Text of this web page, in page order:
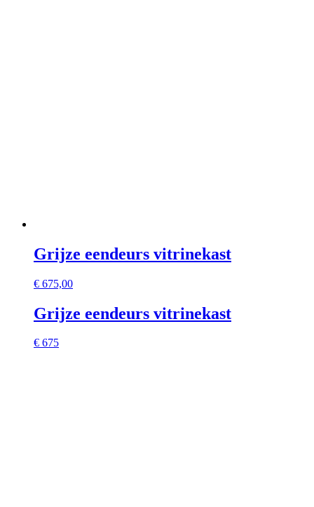
Grijze eendeurs vitrinekast
€ 675,00
Grijze eendeurs vitrinekast
€ 675